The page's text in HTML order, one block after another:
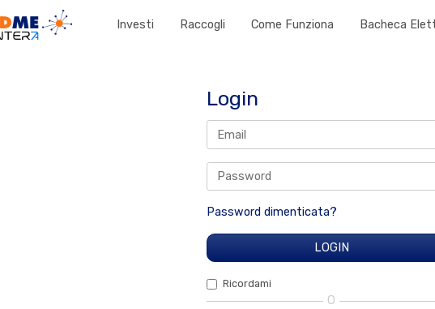
Investi Raccogli Come Funziona Bacheca
Login
Password dimenticata?
Ricordami
O